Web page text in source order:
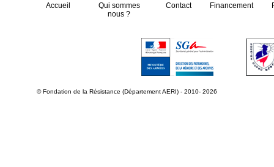
Accueil
Qui sommes
nous ?
Contact Financement
© Fondation de la Résistance (Département AERI) - 2010- 2026